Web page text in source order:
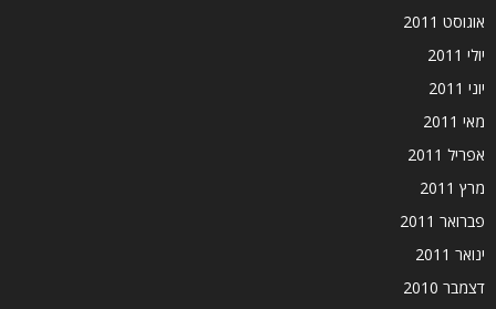
אוגוסט 2011
יולי 2011
יוני 2011
מאי 2011
אפריל 2011
מרץ 2011
פברואר 2011
ינואר 2011
דצמבר 2010